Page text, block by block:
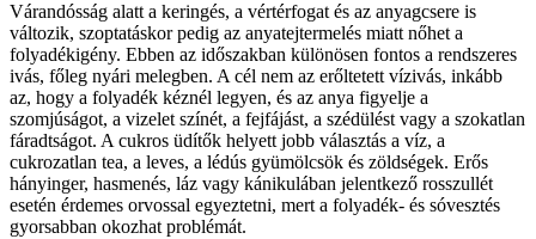
Várandósság alatt a keringés, a vértérfogat és az anyagcsere is
változik, szoptatáskor pedig az anyatejtermelés miatt nőhet a
folyadékigény. Ebben az időszakban különösen fontos a rendszeres
ivás, főleg nyári melegben. A cél nem az erőltetett vízivás, inkább
az, hogy a folyadék kéznél legyen, és az anya figyelje a
szomjúságot, a vizelet színét, a fejfájást, a szédülést vagy a szokatlan
fáradtságot. A cukros üdítők helyett jobb választás a víz, a
cukrozatlan tea, a leves, a lédús gyümölcsök és zöldségek. Erős
hányinger, hasmenés, láz vagy kánikulában jelentkező rosszullét
esetén érdemes orvossal egyeztetni, mert a folyadék- és sóvesztés
gyorsabban okozhat problémát.